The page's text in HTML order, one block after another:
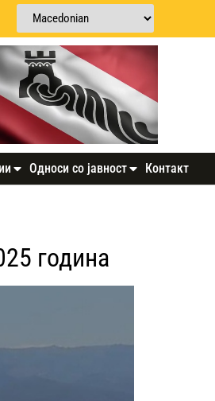
Односи со јавност Контакт
година